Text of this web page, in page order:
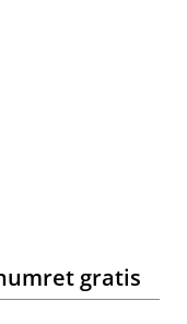
gratis